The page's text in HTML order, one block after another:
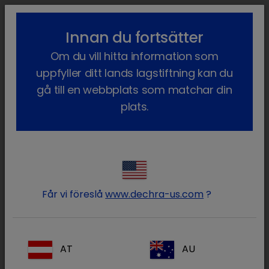
lock_outline search menu
Foder Livsstadie
Digestive Support, Dog
Innan du fortsätter
Om du vill hitta information som
uppfyller ditt lands lagstiftning kan du
gå till en webbplats som matchar din
plats.
Får vi föreslåwww.dechra-us.com ?
AT AU